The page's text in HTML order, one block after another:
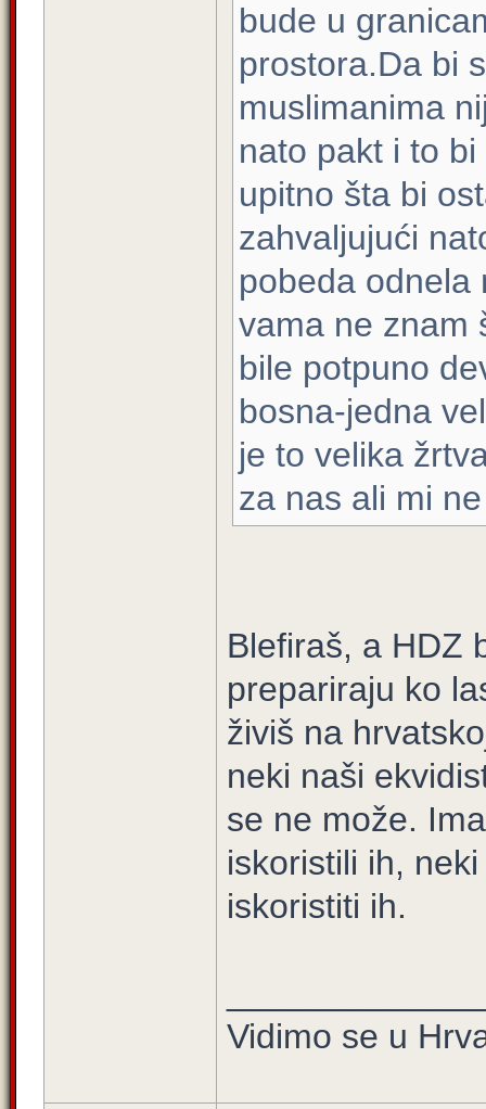
bude u
prostora.Da bi
muslimanima
nato pakt i to
upitno šta bi
zahvaljujući
pobeda odnela
vama ne znam
bile potpuno
bosna-jedna
je to velika
za nas ali mi
Blefiraš, a HDZ
prepariraju ko
živiš na
neki naši
se ne može.
iskoristili ih,
iskoristiti ih.
Vidimo se u